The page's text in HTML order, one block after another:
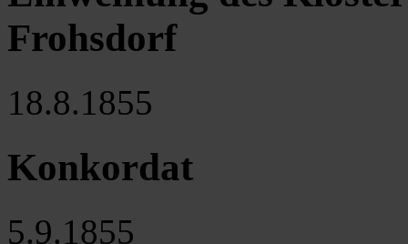
Frohsdorf
18.8.1855
Konkordat
5.9.1855